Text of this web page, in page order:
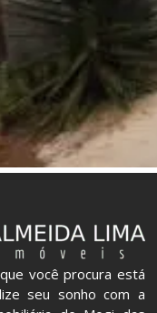
você procura está
seu sonho com a